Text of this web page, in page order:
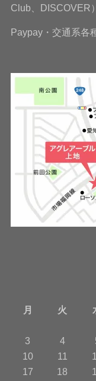
Club、DISCOVER
Paypay・交通系各
月
火
3
4
10
11
17
18